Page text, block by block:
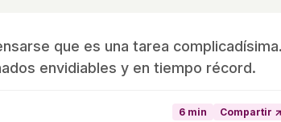
que es una tarea
envidiables y en tiempo récord.
6 min Compartir ↗